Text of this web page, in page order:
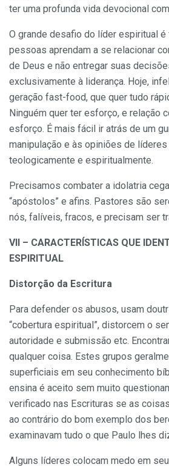
ter uma profunda vida devocional
O grande desafio do líder espiritual
pessoas aprendam a se relacionar
de Deus e não entregar suas
exclusivamente à liderança. Hoje,
geração fast-food, que quer tudo
Ninguém quer ter esforço, e relação
esforço. É mais fácil ir atrás de um
manipulação e às opiniões de
teologicamente e espiritualmente.
Precisamos combater a idolatria
“apóstolos” e afins. Pastores são
nós, falíveis, fracos, e precisam ser
VII – CARACTERÍSTICAS QUE
ESPIRITUAL
Distorção da Escritura
Para defender os abusos, usam
“cobertura espiritual”, distorcem o
autoridade e submissão etc.
qualquer coisa. Estes grupos
superficiais em seu conhecimento
ensina é aceito sem muito
verificado nas Escrituras se as
ao contrário do bom exemplo dos
examinavam tudo o que Paulo lhes
Alguns líderes colocam medo em